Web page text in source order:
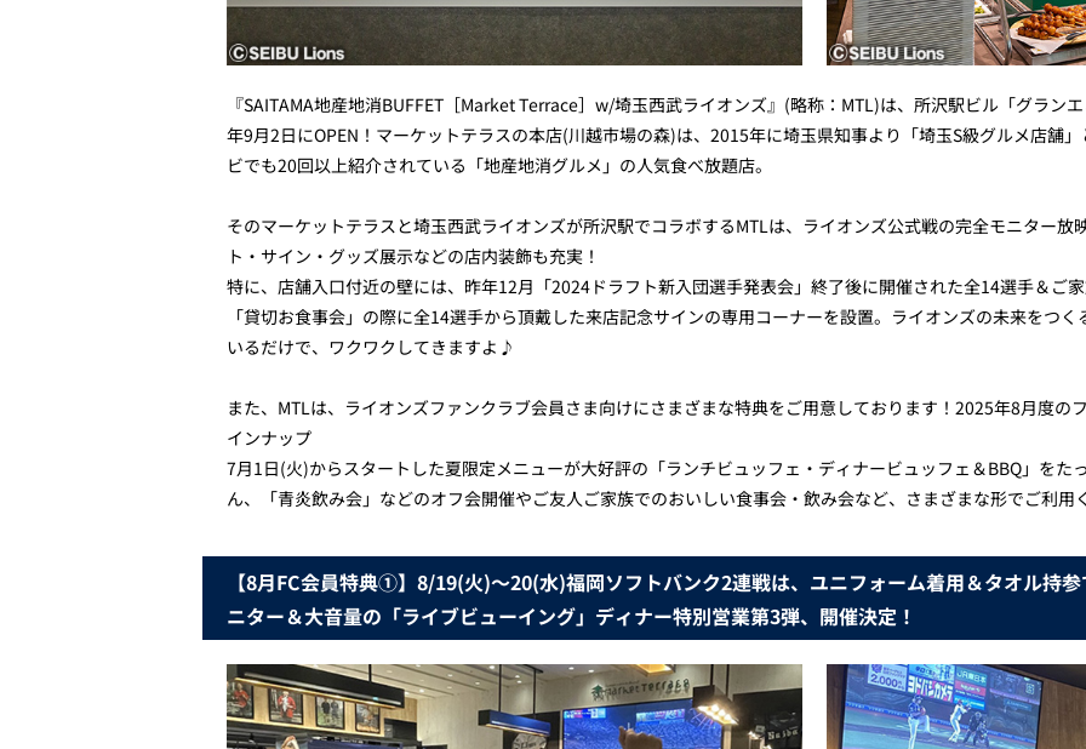
『SAITAMA地産地消BUFFET［Market Terrace］w/埼玉西武ライオンズ』(略称：MTL)は、所沢駅ビル「グラン
年9月2日にOPEN！マーケットテラスの本店(川越市場の森)は、2015年に埼玉県知事より「埼玉S級グルメ店舗
ビでも20回以上紹介されている「地産地消グルメ」の人気食べ放題店。
そのマーケットテラスと埼玉西武ライオンズが所沢駅でコラボするMTLは、ライオンズ公式戦の完全モニター放
ト・サイン・グッズ展示などの店内装飾も充実！
特に、店舗入口付近の壁には、昨年12月「2024ドラフト新入団選手発表会」終了後に開催された全14選手＆ご
「貸切お食事会」の際に全14選手から頂戴した来店記念サインの専用コーナーを設置。ライオンズの未来をつ
いるだけで、ワクワクしてきますよ♪
また、MTLは、ライオンズファンクラブ会員さま向けにさまざまな特典をご用意しております！2025年8月度の
インナップ
7月1日(火)からスタートした夏限定メニューが大好評の「ランチビュッフェ・ディナービュッフェ＆BBQ」をた
ん、「青炎飲み会」などのオフ会開催やご友人ご家族でのおいしい食事会・飲み会など、さまざまな形でご利用
【8月FC会員特典①】8/19(火)～20(水)福岡ソフトバンク2連戦は、ユニフォーム着用＆タオル持
ニター＆大音量の「ライブビューイング」ディナー特別営業第3弾、開催決定！